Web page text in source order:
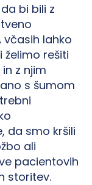
bi bili z
včasih lahko
želimo rešiti
z njim
s šumom
da smo kršili
ali
pacientovih
storitev.